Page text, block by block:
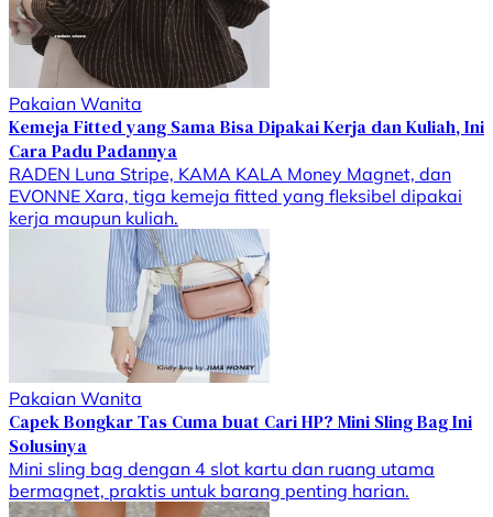
Pakaian Wanita
Kemeja Fitted yang Sama Bisa Dipakai Kerja dan Kuliah, Ini
Cara Padu Padannya
RADEN Luna Stripe, KAMA KALA Money Magnet, dan
EVONNE Xara, tiga kemeja fitted yang fleksibel dipakai
kerja maupun kuliah.
Pakaian Wanita
Capek Bongkar Tas Cuma buat Cari HP? Mini Sling Bag Ini
Solusinya
Mini sling bag dengan 4 slot kartu dan ruang utama
bermagnet, praktis untuk barang penting harian.